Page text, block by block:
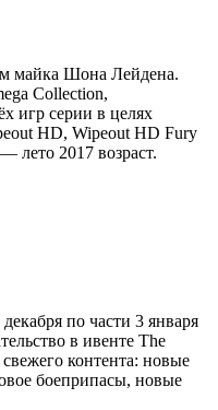
майка Шона Лейдена.
Collection,
игр серии в целях
HD, Wipeout HD Fury
лето 2017 возраст.
по части 3 января
в ивенте The
контента: новые
боеприпасы, новые